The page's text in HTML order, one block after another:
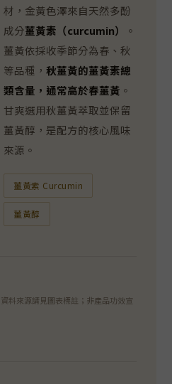
材，金黃色澤來自天然多酚
成分薑黃素（curcumin）
。
薑黃依採收季節分為春、秋
等品種，秋薑黃的薑黃素總
類含量，通常高於春薑黃 。
甘爽選用秋薑黃萃取並保留
薑黃醇，是配方的核心風味
來源。
薑黃素 Curcumin
薑黃醇
料來源請見圖表標註；非產品功效宣